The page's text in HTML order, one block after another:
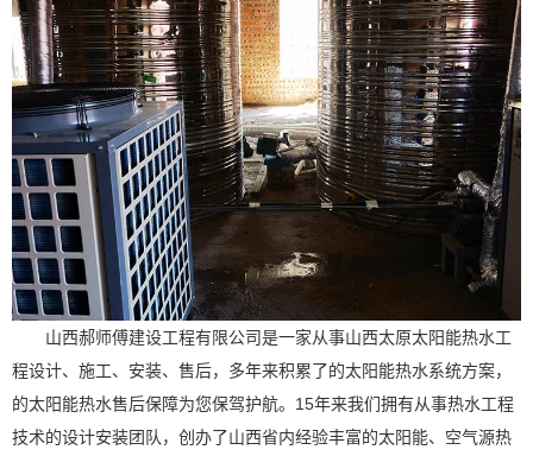
山西郝师傅建设工程有限公司是一家从事山西太原太阳能热水工
程设计、施工、安装、售后，多年来积累了的太阳能热水系统方案，
的太阳能热水售后保障为您保驾护航。15年来我们拥有从事热水工程
技术的设计安装团队，创办了山西省内经验丰富的太阳能、空气源热